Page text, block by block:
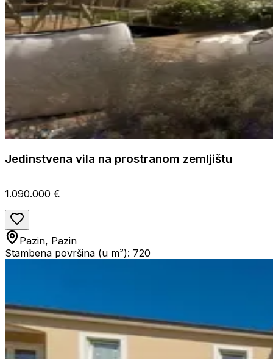
Jedinstvena vila na prostranom zemljištu
1.090.000 €
Pazin, Pazin
Stambena površina (u m²): 720